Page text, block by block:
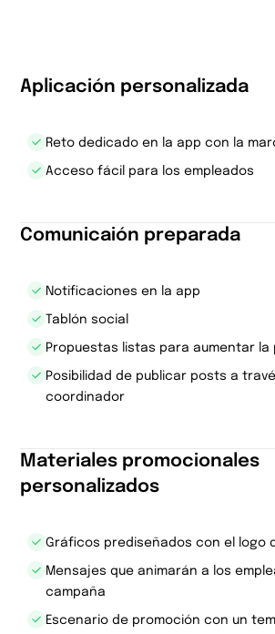
Aplicación personalizada
Reto dedicado en la app con la
Acceso fácil para los empleados
Comunicaión preparada
Notificaciones en la app
Tablón social
Propuestas listas para aumentar
Posibilidad de publicar posts a
coordinador
Materiales promocionales
personalizados
Gráficos prediseñados con el logo
Mensajes que animarán a los
campaña
Escenario de promoción con un